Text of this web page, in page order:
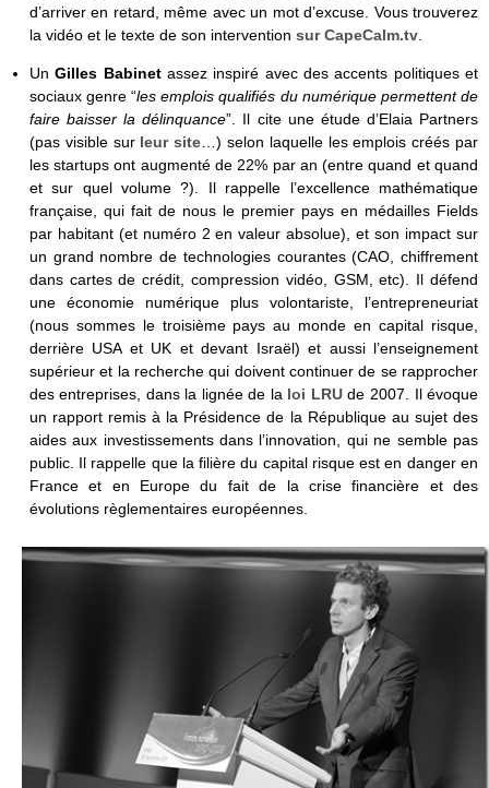
d’arriver en retard, même avec un mot d’excuse. Vous trouverez
la vidéo et le texte de son intervention sur CapeCalm.tv.
UnGilles Babinet assez inspiré avec des accents politiques et
sociaux genre “les emplois qualifiés du numérique permettent de
faire baisser la délinquance”. Il cite une étude d’Elaia Partners
(pas visible sur leur site …) selon laquelle les emplois créés par
les startups ont augmenté de 22% par an (entre quand et quand
et sur quel volume ?). Il rappelle l’excellence mathématique
française, qui fait de nous le premier pays en médailles Fields
par habitant (et numéro 2 en valeur absolue), et son impact sur
un grand nombre de technologies courantes (CAO, chiffrement
dans cartes de crédit, compression vidéo, GSM, etc). Il défend
une économie numérique plus volontariste, l’entrepreneuriat
(nous sommes le troisième pays au monde en capital risque,
derrière USA et UK et devant Israël) et aussi l’enseignement
supérieur et la recherche qui doivent continuer de se rapprocher
des entreprises, dans la lignée de la loi LRUde 2007. Il évoque
un rapport remis à la Présidence de la République au sujet des
aides aux investissements dans l’innovation, qui ne semble pas
public. Il rappelle que la filière du capital risque est en danger en
France et en Europe du fait de la crise financière et des
évolutions règlementaires européennes.